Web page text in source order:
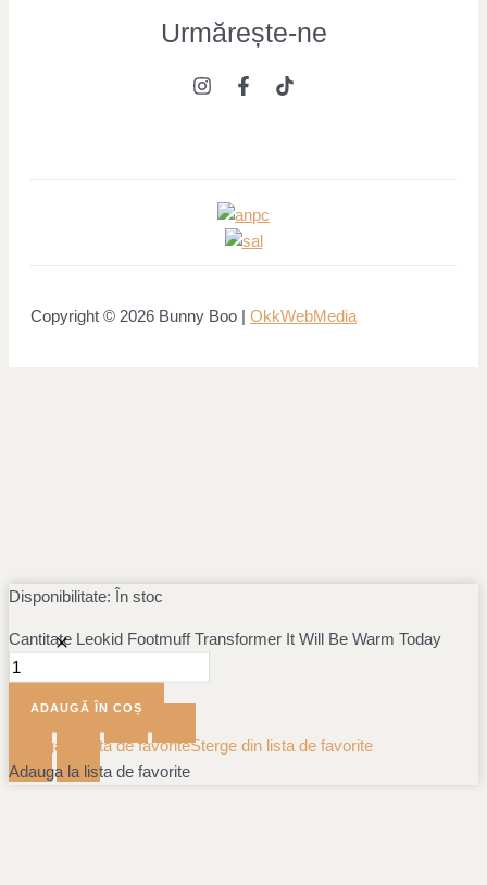
Urmărește-ne
Copyright © 2026 Bunny Boo | OkkWebMedia
Disponibilitate: În stoc
Cantitate Leokid Footmuff Transformer It Will Be Warm Today
ADAUGĂ ÎN COȘ
Adauga la lista de favoriteSterge din lista de favorite
Adauga la lista de favorite